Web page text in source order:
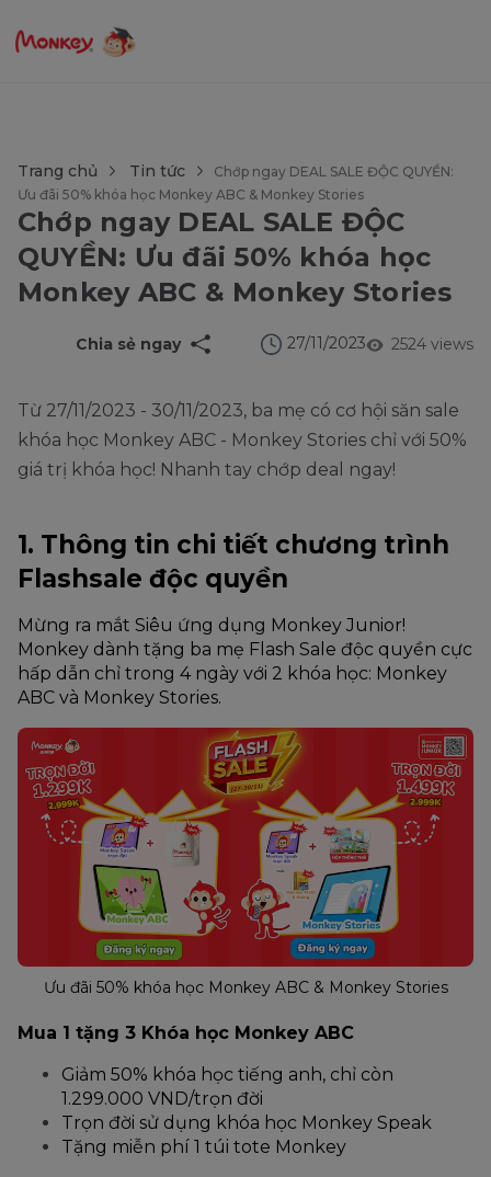
Trang chủ Tin tức
Chớp ngay DEAL SALE ĐỘC QUYỀN:
Ưu đãi 50% khóa học Monkey ABC & Monkey Stories
Chớp ngay DEAL SALE ĐỘC
QUYỀN: Ưu đãi 50% khóa học
Monkey ABC & Monkey Stories
2524 views
27/11/2023
Chia sẻ ngay
Từ 27/11/2023 - 30/11/2023, ba mẹ có cơ hội săn sale
khóa học Monkey ABC - Monkey Stories chỉ với 50%
giá trị khóa học! Nhanh tay chớp deal
ngay!
1. Thông tin chi tiết chương trình
Flashsale độc quyền
Mừng ra mắt Siêu ứng dụng Monkey Junior!
Monkey dành tặng ba mẹ Flash Sale độc quyền cực
hấp dẫn chỉ trong 4 ngày với 2 khóa học: Monkey
ABC và Monkey Stories.
Ưu đãi 50% khóa học Monkey ABC & Monkey Stories
Mua 1 tặng 3 Khóa học Monkey ABC
Giảm 50% khóa học tiếng anh, chỉ còn
1.299.000 VND/trọn đời
Trọn đời sử dụng khóa học Monkey Speak
Tặng miễn phí 1 túi tote Monkey